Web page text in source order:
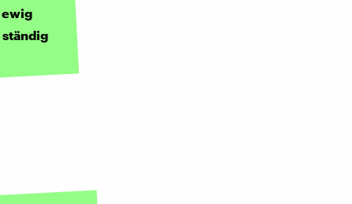
ewig
ständig